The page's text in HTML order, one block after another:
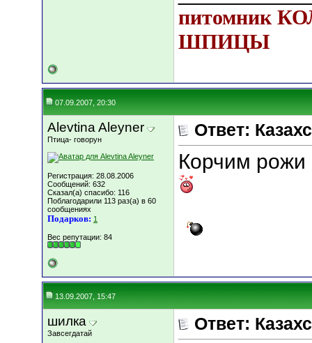
питомник
ШПИЦЫ
07.09.2007, 20:30
Alevtina Aleyner
Птица- говорун
Регистрация: 28.08.2006
Сообщений: 632
Сказал(а) спасибо: 116
Поблагодарили 113 раз(а) в 60
сообщениях
Подарков: 1
Вес репутации: 84
Ответ:
Корчим рожи
13.09.2007, 15:47
шилка
Завсегдатай Ответ: